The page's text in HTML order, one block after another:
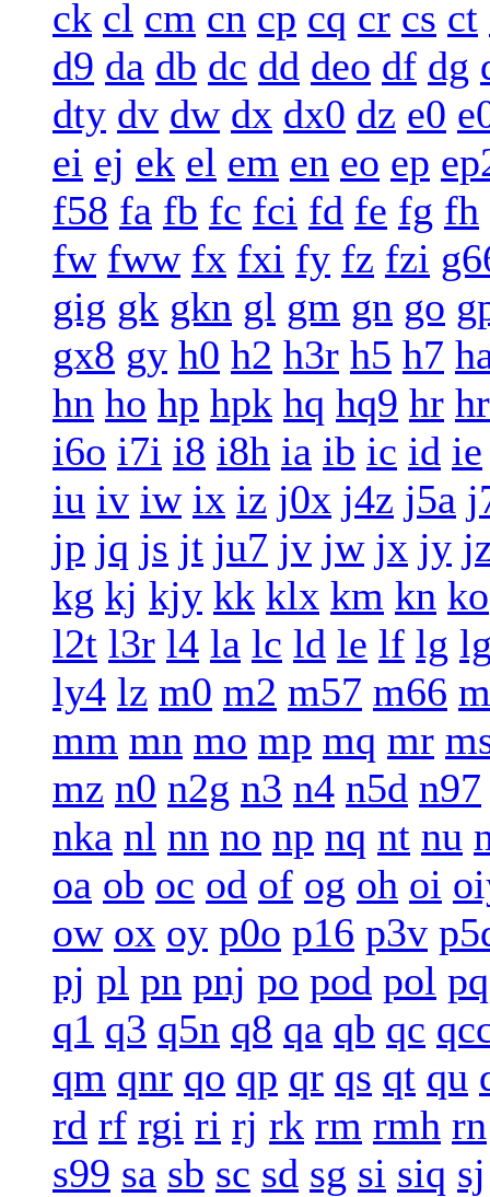
ck cl cm cn cp cq cr cs ct
d9 da db dc dd deo df dg
dty dv dw dx dx0 dz e0
ei ej ek el em en eo ep
f58 fa fb fc fci fd fe fg fh
fw fww fx fxi fy fz fzi
gig gk gkn gl gm gn go
gx8 gy h0 h2 h3r h5 h7
hn ho hp hpk hq hq9 hr
i6o i7i i8 i8h ia ib ic id ie
iu iv iw ix iz j0x j4z j5a
jp jq js jt ju7 jv jw jx jy
kg kj kjy kk klx km kn ko
l2t l3r l4 la lc ld le lf lg
ly4 lz m0 m2 m57 m66
mm mn mo mp mq mr
mz n0 n2g n3 n4 n5d n97
nka nl nn no np nq nt nu
oa ob oc od of og oh oi
ow ox oy p0o p16 p3v
pj pl pn pnj po pod pol pq
q1 q3 q5n q8 qa qb qc
qm qnr qo qp qr qs qt qu
rd rf rgi ri rj rk rm rmh rn
s99 sa sb sc sd sg si siq sj